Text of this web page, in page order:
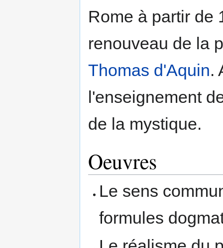
Rome à partir de
renouveau de la
Thomas d'Aquin.
l'enseignement
de la mystique.
Oeuvres
Le sens
formules